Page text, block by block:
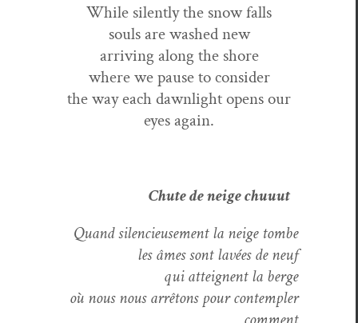
While silent­ly the snow falls
souls are washed new
arriv­ing along the shore
where we pause to consider
the way each dawn­light opens our
eyes again.
Chute de neige chu­u­ut
Quand silen­cieuse­ment la neige tombe
les âmes sont lavées de neuf
qui atteignent la berge
où nous nous arrê­tons pour con­tem­pler